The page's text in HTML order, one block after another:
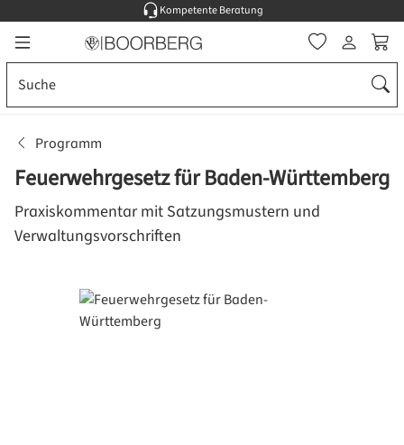
Zum Hauptinhalt springen
Kompetente Beratung
Programm
Feuerwehrgesetz für Baden-Württemberg
Praxiskommentar mit Satzungsmustern und
Verwaltungsvorschriften
Bildergalerie überspringen